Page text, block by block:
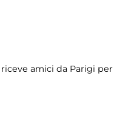
amici da Parigi